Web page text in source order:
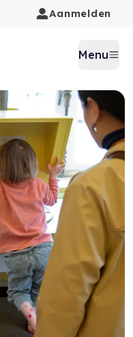
Aanmelden
Menu